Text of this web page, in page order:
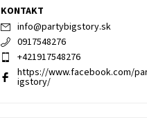
KONTAKT
info@partybigstory.sk
0917548276
+421917548276
https://www.facebook.com/
igstory/